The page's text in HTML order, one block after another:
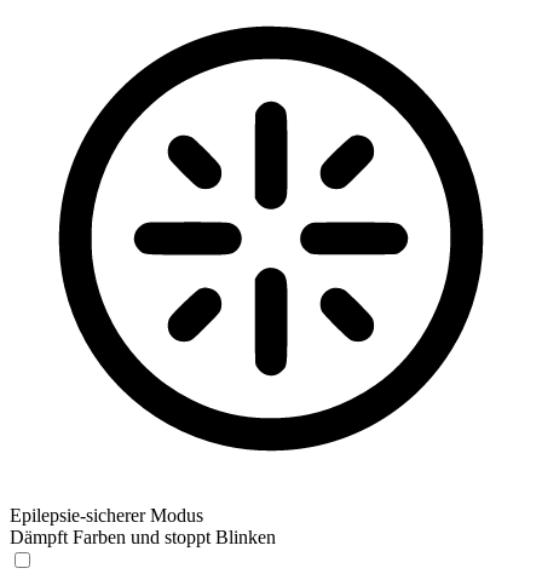
Epilepsie-sicherer Modus
Dämpft Farben und stoppt Blinken